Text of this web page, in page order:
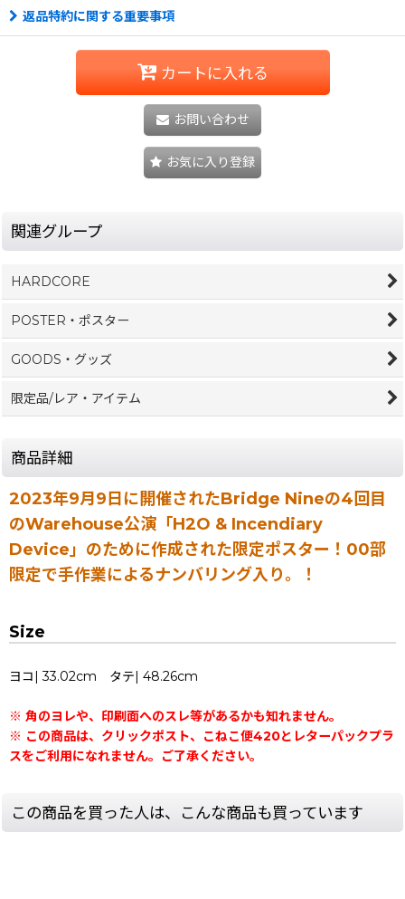
返品特約に関する重要事項
カートに入れる
お問い合わせ
お気に入り登録
関連グループ
HARDCORE
POSTER・ポスター
GOODS・グッズ
限定品/レア・アイテム
商品詳細
2023年9月9日に開催されたBridge Nineの4回目
のWarehouse公演「H2O & Incendiary
Device」のために作成された限定ポスター！00部
限定で手作業によるナンバリング入り。！
Size
ヨコ| 33.02cm タテ| 48.26cm
※ 角のヨレや、印刷面へのスレ等があるかも知れません。
※ この商品は、クリックポスト、こねこ便420とレターパックプラ
スをご利用になれません。ご了承ください。
この商品を買った人は、こんな商品も買っています